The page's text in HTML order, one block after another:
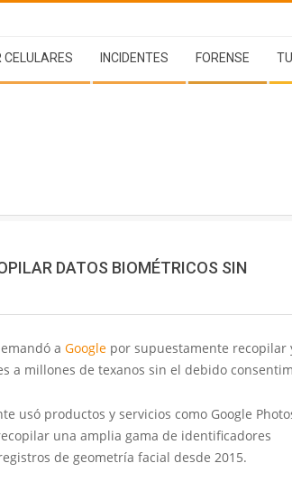
CELULARES INCIDENTES FORENSE
DATOS BIOMÉTRICOS SIN
a Google por supuestamente recopilar
a millones de texanos sin el debido
usó productos y servicios como Google
una amplia gama de identificadores
de geometría facial desde 2015.